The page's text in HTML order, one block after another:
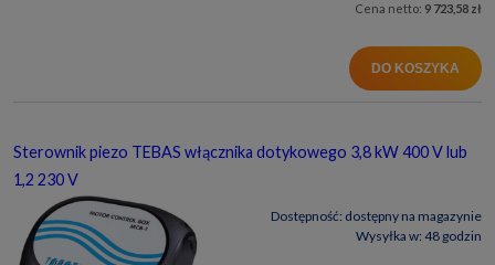
Cena netto: 9 723,58 zł
DO KOSZYKA
Sterownik piezo TEBAS włącznika dotykowego 3,8 kW 400 V lub
1,2 230 V
Dostępność: dostępny na magazynie
Wysyłka w: 48 godzin